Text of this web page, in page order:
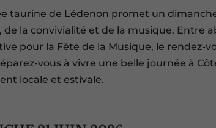
taurine de Lédenon promet un
de la convivialité et de la musique. Entre
pour la Fête de la Musique, le rendez-
vous à vivre une belle journée à
locale et estivale.